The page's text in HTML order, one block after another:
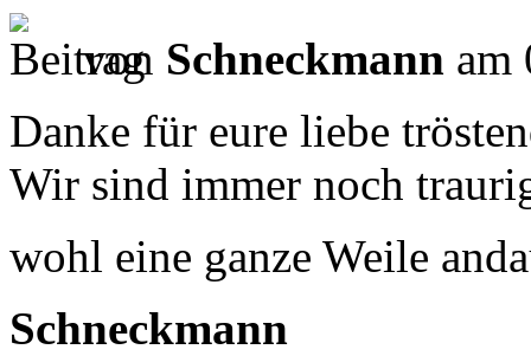
von Schneckmann am
Danke für eure liebe
Wir sind immer noch
wohl eine ganze Weile
Schneckmann